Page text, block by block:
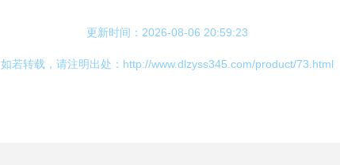
更新时间：2026-08-06 20:59:23
如若转载，请注明出处：http://www.dlzyss345.com/product/73.html